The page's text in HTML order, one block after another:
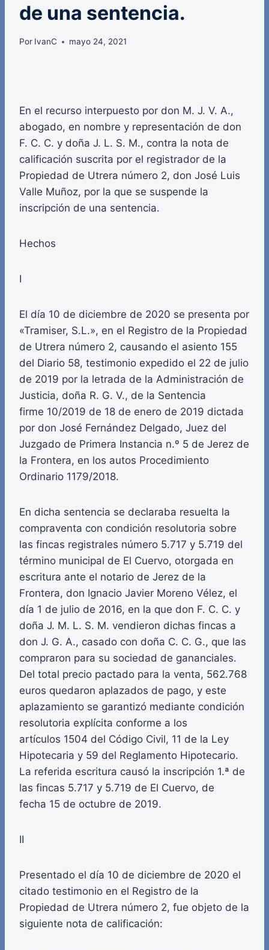
de una sentencia.
Por IvanC mayo 24, 2021
En el recurso interpuesto por don M. J. V. A.,
abogado, en nombre y representación de don
F. C. C. y doña J. L. S. M., contra la nota de
calificación suscrita por el registrador de la
Propiedad de Utrera número 2, don José Luis
Valle Muñoz, por la que se suspende la
inscripción de una sentencia.
Hechos
I
El día 10 de diciembre de 2020 se presenta por
«Tramiser, S.L.», en el Registro de la Propiedad
de Utrera número 2, causando el asiento 155
del Diario 58, testimonio expedido el 22 de julio
de 2019 por la letrada de la Administración de
Justicia, doña R. G. V., de la Sentencia
firme 10/2019 de 18 de enero de 2019 dictada
por don José Fernández Delgado, Juez del
Juzgado de Primera Instancia n.º 5 de Jerez de
la Frontera, en los autos Procedimiento
Ordinario 1179/2018.
En dicha sentencia se declaraba resuelta la
compraventa con condición resolutoria sobre
las fincas registrales número 5.717 y 5.719 del
término municipal de El Cuervo, otorgada en
escritura ante el notario de Jerez de la
Frontera, don Ignacio Javier Moreno Vélez, el
día 1 de julio de 2016, en la que don F. C. C. y
doña J. M. L. S. M. vendieron dichas fincas a
don J. G. A., casado con doña C. C. G., que las
compraron para su sociedad de gananciales.
Del total precio pactado para la venta, 562.768
euros quedaron aplazados de pago, y este
aplazamiento se garantizó mediante condición
resolutoria explícita conforme a los
artículos 1504 del Código Civil, 11 de la Ley
Hipotecaria y 59 del Reglamento Hipotecario.
La referida escritura causó la inscripción 1.ª de
las fincas 5.717 y 5.719 de El Cuervo, de
fecha 15 de octubre de 2019.
II
Presentado el día 10 de diciembre de 2020 el
citado testimonio en el Registro de la
Propiedad de Utrera número 2, fue objeto de la
siguiente nota de calificación: